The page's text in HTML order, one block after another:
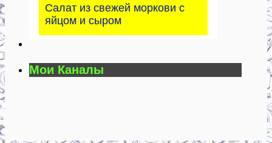
Салат из свежей моркови с
яйцом и сыром
Мои Каналы